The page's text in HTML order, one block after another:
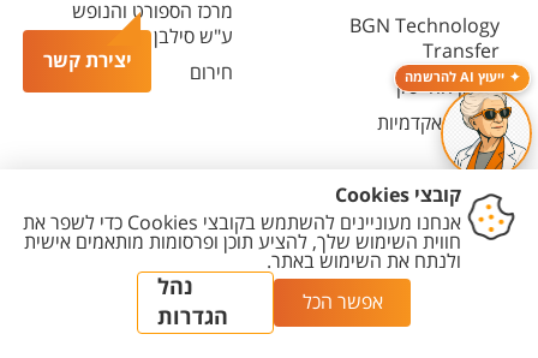
יצירת קשר
ייעוץ AI להרשמה
BGN Technology
Transfer
פארק ההייטק
משרות אקדמיות
מרכז הספורט והנופש
ע"ש סילבן אדמס
חירום
נגישות
מדיניות
מדיניות עריכת
תוכן